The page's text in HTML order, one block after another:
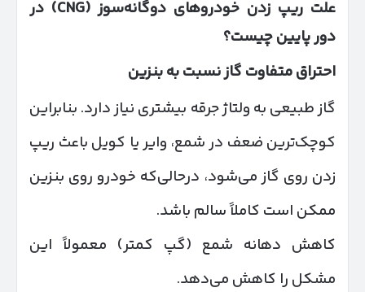
علت ریپ زدن خودروهای دوگانه‌سوز(CNG)
در
دور پایین چیست؟
احتراق متفاوت گاز نسبت به بنزین
گاز طبیعی به ولتاژ جرقه بیشتری نیاز دارد. بنابراین
کوچک‌ترین ضعف در شمع، وایر یا کویل باعث ریپ
زدن روی گاز می‌شود، درحالی‌که خودرو روی بنزین
ممکن است کاملاً سالم باشد.
کاهش دهانه شمع (گپ کمتر) معمولاً این
مشکل را کاهش می‌دهد.